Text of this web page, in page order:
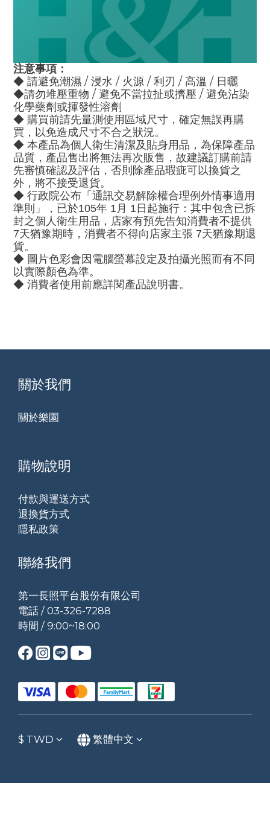
注意事項：
◆ 請避免潮濕 / 浸水 / 火源 / 利刃 / 高溫 / 日曬
◆請勿堆壓重物 / 避免不當拉扯或擠壓 / 避免沾染
化學藥劑或揮發性溶劑
◆ 購買前請先量測使用區域尺寸，確定無誤再購
買，以免造成尺寸不合之狀況。
◆ 本產品為個人衛生清潔及貼身用品，為保障產品
品質，產品售出將無法再次販售，故建議訂購前請
先審慎確認及評估，否則除產品瑕疵可以換貨之
外，將不接受退貨。
◆ 行政院公布「通訊交易解除權合理例外情事適用
準則」，已於105年 1月 1日起施行：其中包含已拆
封之個人衛生用品，店家有預先告知消費者不提供
7天猶豫期時，消費者不得向店家主張 7天猶豫期退
貨。
◆ 圖片色彩會因電腦螢幕設定及拍攝光照而有不同
以實際顏色為準。
◆ 消費者使用前應詳閱產品說明書。
關於我們
關於樂園
購物說明
付款與運送方式
退換貨方式
隱私政策
聯絡我們
第一長照平台股份有限公司
電話 / 03-326-7288
時間 / 9:00~18:00
$ TWD 繁體中文